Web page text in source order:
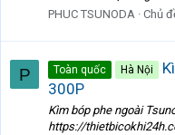
PHUC TSUNODA Chủ
P Toàn quốc Hà Nội
300P
Kìm bóp phe ngoài
https://